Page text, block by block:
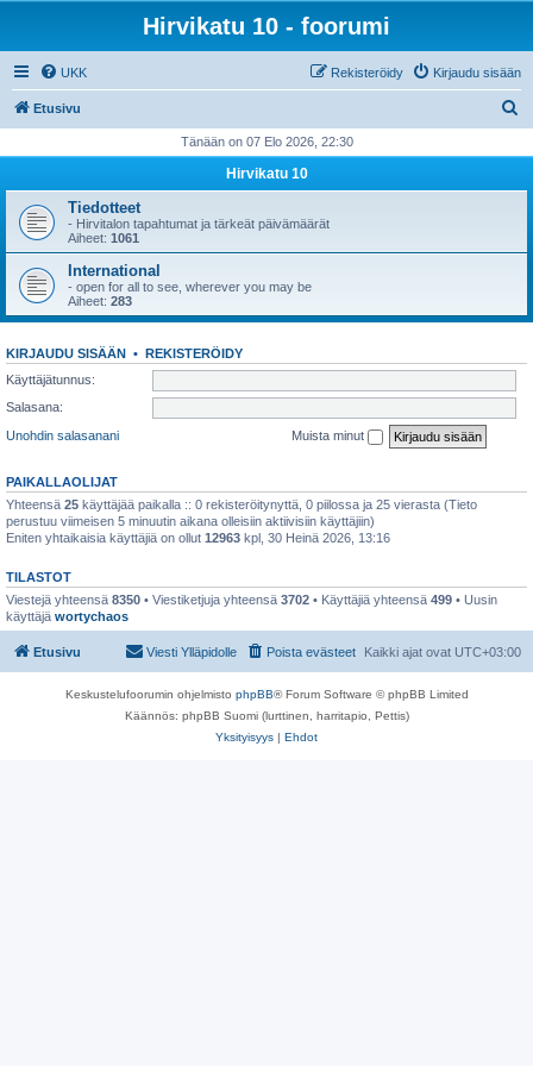
Hirvikatu 10 - foorumi
UKK Kirjaudu sisään
Rekisteröidy
Etusivu
i
Tänään on 07 Elo 2026, 22:30
Hirvikatu 10
Tiedotteet
- Hirvitalon tapahtumat ja tärkeät päivämäärät
Aiheet: 1061
International
- open for all to see, wherever you may be
Aiheet: 283
KIRJAUDU SISÄÄN • REKISTERÖIDY
Käyttäjätunnus:
Salasana:
Unohdin salasanani
Muista minut
PAIKALLAOLIJAT
Yhteensä 25 käyttäjää paikalla :: 0 rekisteröitynyttä, 0 piilossa ja 25 vierasta (Tieto
perustuu viimeisen 5 minuutin aikana olleisiin aktiivisiin käyttäjiin)
Eniten yhtaikaisia käyttäjiä on ollut 12963 kpl, 30 Heinä 2026, 13:16
TILASTOT
Viestejä yhteensä 8350 • Viestiketjuja yhteensä 3702 • Käyttäjiä yhteensä 499 • Uusin
käyttäjä wortychaos
Etusivu Kaikki ajat ovat UTC+03:00
Poista evästeet
Viesti Ylläpidolle
Keskustelufoorumin ohjelmisto phpBB® Forum Software © phpBB Limited
Käännös: phpBB Suomi (lurttinen, harritapio, Pettis)
Yksityisyys | Ehdot